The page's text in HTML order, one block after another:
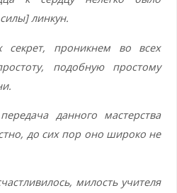
линкун.
секрет, проникнем во всех
подобную простому
данного мастерства
до сих пор оно широко не
милость учителя